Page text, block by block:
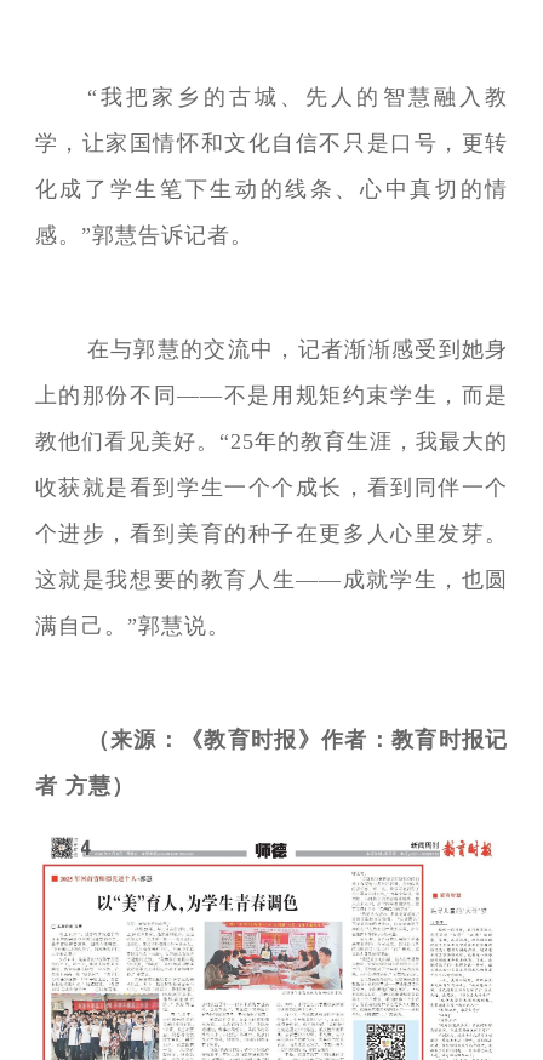
“我把家乡的古城、先人的智慧融入教
学，让家国情怀和文化自信不只是口号，更转
化成了学生笔下生动的线条、心中真切的情
感。”郭慧告诉记者。
在与郭慧的交流中，记者渐渐感受到她身
上的那份不同——不是用规矩约束学生，而是
教他们看见美好。“25年的教育生涯，我最大的
收获就是看到学生一个个成长，看到同伴一个
个进步，看到美育的种子在更多人心里发芽。
这就是我想要的教育人生——成就学生，也圆
满自己。”郭慧说。
（来源：《教育时报》作者：教育时报记
者 方慧）